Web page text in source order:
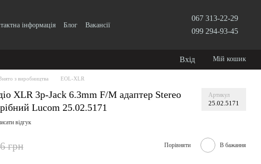
інформація Блог
Вакансії
067 313-22-29
099 294-93-45
Вхід Мій кошик
з виробництва EOL-XLR
XLR 3p-Jack 6.3mm F/M адаптер Stereo
Lucom 25.02.5171
Артикул
25.02.5171
відгук
грн Порівняти В бажання